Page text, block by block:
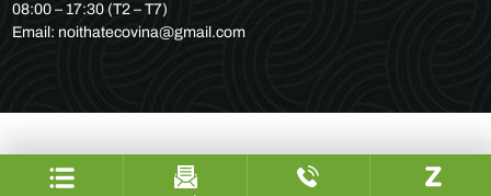
08:00 – 17:30 (T2 – T7)
Email: noithatecovina@gmail.com